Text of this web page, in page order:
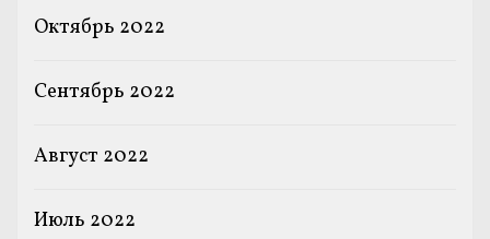
Октябрь 2022
Сентябрь 2022
Август 2022
Июль 2022